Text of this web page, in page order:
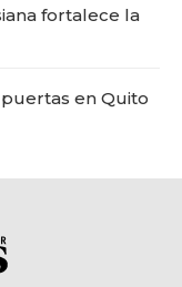
fortalece la
en Quito